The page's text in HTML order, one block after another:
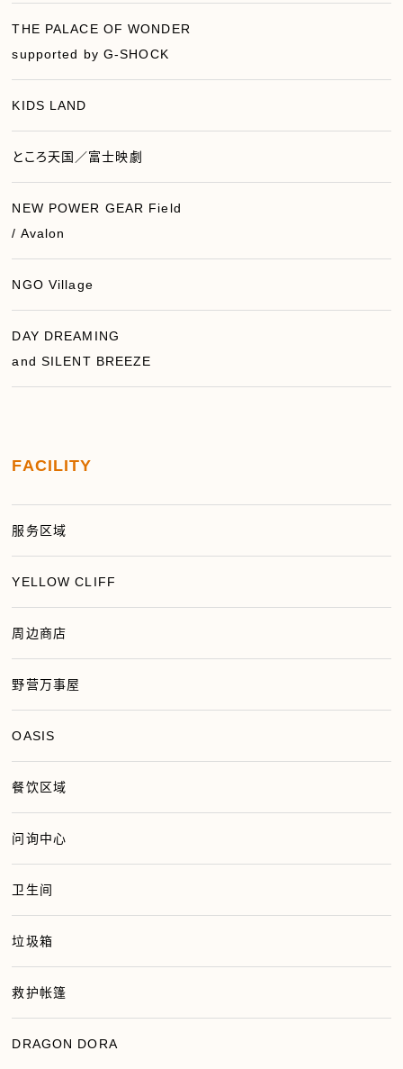
THE PALACE OF WONDER
supported by G-SHOCK
KIDS LAND
ところ天国／富士映劇
NEW POWER GEAR Field
/ Avalon
NGO Village
DAY DREAMING
and SILENT BREEZE
FACILITY
服务区域
YELLOW CLIFF
周边商店
野营万事屋
OASIS
餐饮区域
问询中心
卫生间
垃圾箱
救护帐篷
DRAGON DORA